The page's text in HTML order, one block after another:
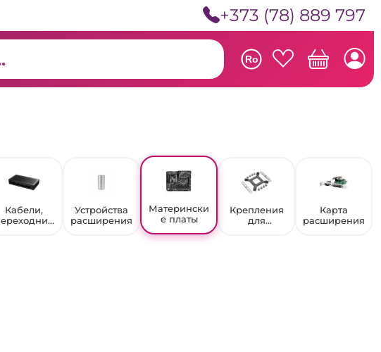
+373 (78) 889 797
Ro
Кабели,
Устройства
расширения
Матерински
е платы
Крепления
для
Карта
расширения